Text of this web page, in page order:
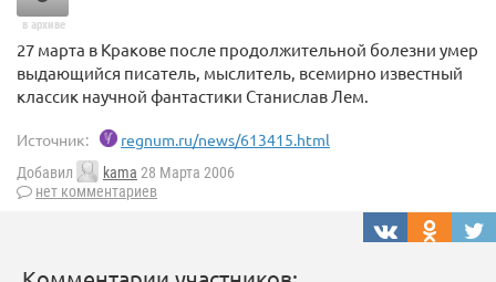
в архиве
27 марта в Кракове после продолжительной болезни умер
выдающийся писатель, мыслитель, всемирно известный
классик научной фантастики Станислав Лем.
Источник: regnum.ru/news/613415.html
Добавил kama 28 Марта 2006
нет комментариев